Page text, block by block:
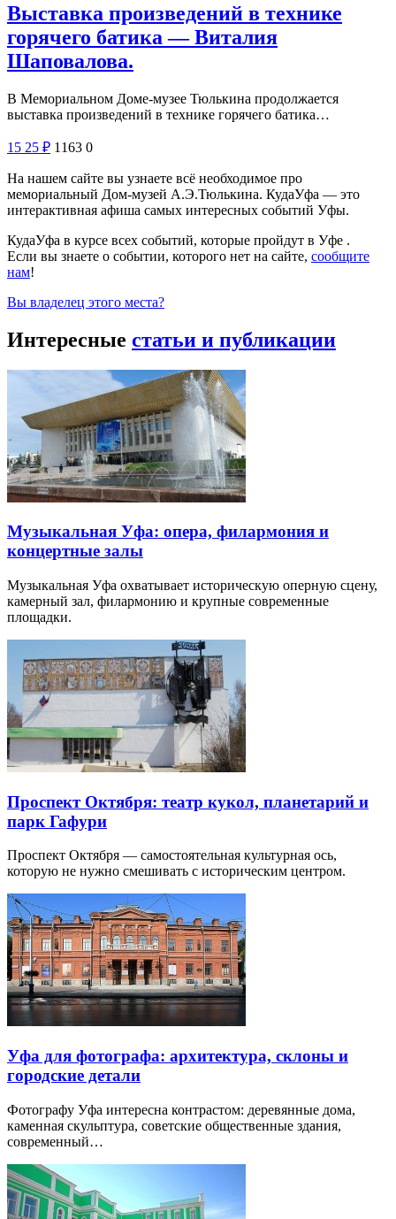
Выставка произведений в технике
горячего батика — Виталия
Шаповалова.
В Мемориальном Доме-музее Тюлькина продолжается
выставка произведений в технике горячего батика…
15 25 ₽ 1163 0
На нашем сайте вы узнаете всё необходимое про
мемориальный Дом-музей А.Э.Тюлькина. КудаУфа — это
интерактивная афиша самых интересных событий Уфы.
КудаУфа в курсе всех событий, которые пройдут в Уфе .
Если вы знаете о событии, которого нет на сайте, сообщите
нам!
Вы владелец этого места?
Интересные статьи и публикации
Музыкальная Уфа: опера, филармония и
концертные залы
Музыкальная Уфа охватывает историческую оперную сцену,
камерный зал, филармонию и крупные современные
площадки.
Проспект Октября: театр кукол, планетарий и
парк Гафури
Проспект Октября — самостоятельная культурная ось,
которую не нужно смешивать с историческим центром.
Уфа для фотографа: архитектура, склоны и
городские детали
Фотографу Уфа интересна контрастом: деревянные дома,
каменная скульптура, советские общественные здания,
современный…